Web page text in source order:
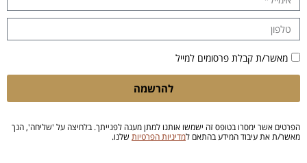
מאשר/ת קבלת פרסומים למייל
להרשמה
הפרטים אשר ימסרו בטופס זה ישמשו אותנו למתן מענה לפנייתך. בלחיצה על 'שליחה', הנך
מאשר/ת את עיבוד המידע בהתאם למדיניות הפרטיות שלנו.